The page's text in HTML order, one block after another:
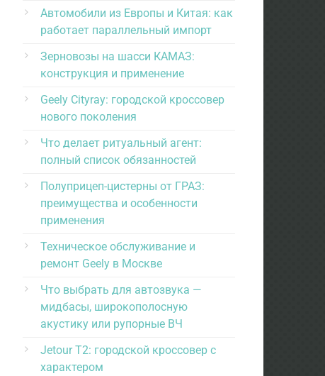
Автомобили из Европы и Китая: как
работает параллельный импорт
Зерновозы на шасси КАМАЗ:
конструкция и применение
Geely Cityray: городской кроссовер
нового поколения
Что делает ритуальный агент:
полный список обязанностей
Полуприцеп-цистерны от ГРАЗ:
преимущества и особенности
применения
Техническое обслуживание и
ремонт Geely в Москве
Что выбрать для автозвука —
мидбасы, широкополосную
акустику или рупорные ВЧ
Jetour T2: городской кроссовер с
характером